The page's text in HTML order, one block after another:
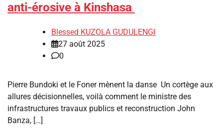
anti-érosive à Kinshasa
Blessed KUZOLA GUDULENGI
27 août 2025
0
Pierre Bundoki et le Foner mènent la danse Un cortège aux
allures décisionnelles, voilà comment le ministre des
infrastructures travaux publics et reconstruction John
Banza, […]